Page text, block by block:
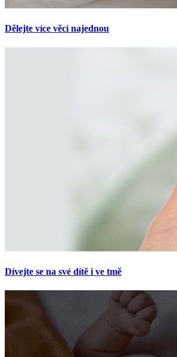
Dělejte více věcí najednou
Dívejte se na své dítě i ve tmě